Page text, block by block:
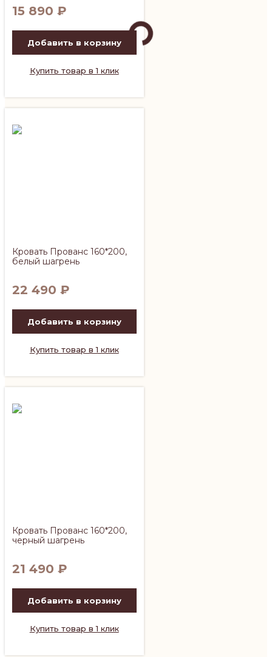
15 890 ₽
Добавить в корзину
Купить товар в 1 клик
Кровать Прованс 160*200,
белый шагрень
22 490 ₽
Добавить в корзину
Купить товар в 1 клик
Кровать Прованс 160*200,
черный шагрень
21 490 ₽
Добавить в корзину
Купить товар в 1 клик